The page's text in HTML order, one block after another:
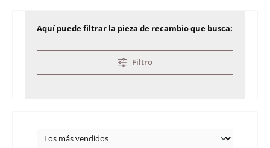
Aquí puede filtrar la pieza de recambio que busca:
Filtro